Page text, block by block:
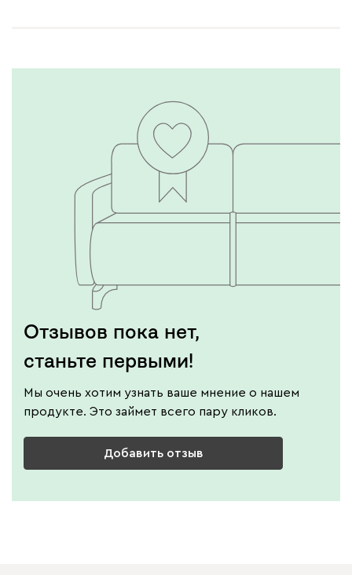
Отзывов пока нет,
станьте первыми!
Мы очень хотим узнать ваше мнение о нашем
продукте. Это займет всего пару кликов.
Добавить отзыв